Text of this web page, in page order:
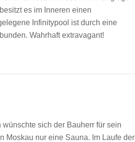
es im Inneren einen
Infinitypool ist durch eine
Wahrhaft extravagant!
wünschte sich der Bauherr für sein
Moskau nur eine Sauna. Im Laufe der